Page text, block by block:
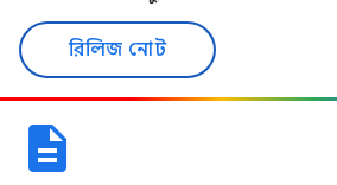
রিলিজ নোট
description